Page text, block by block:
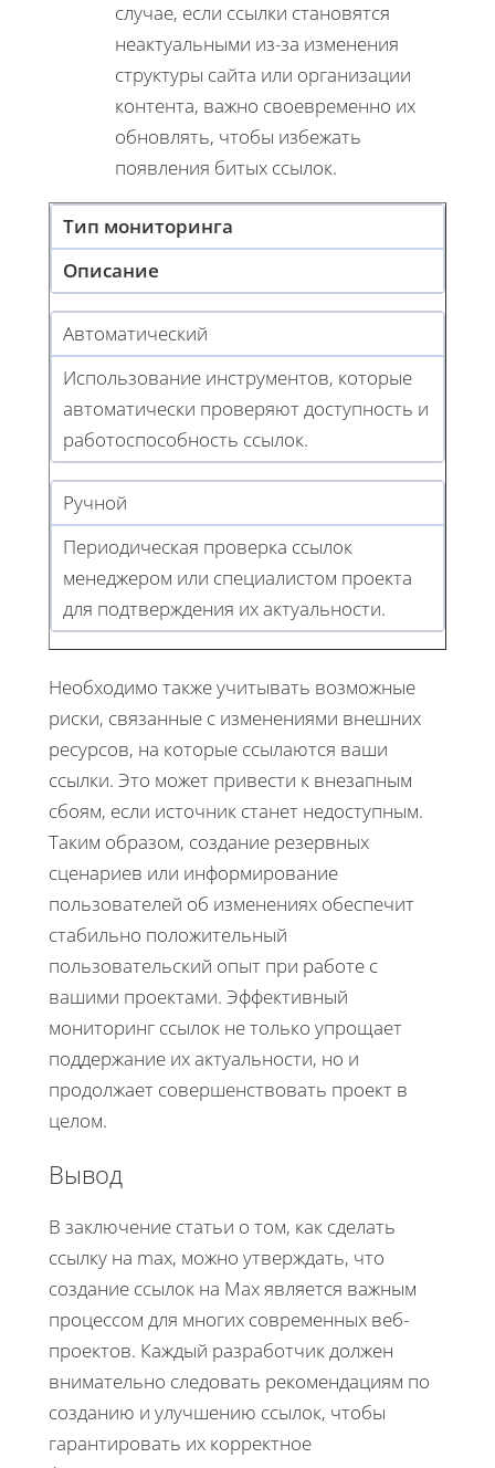
случае, если ссылки становятся
неактуальными из-за изменения
структуры сайта или организации
контента, важно своевременно их
обновлять, чтобы избежать
появления битых ссылок.
Тип мониторинга
Описание
Автоматический
Использование инструментов, которые
автоматически проверяют доступность и
работоспособность ссылок.
Ручной
Периодическая проверка ссылок
менеджером или специалистом проекта
для подтверждения их актуальности.
Необходимо также учитывать возможные
риски, связанные с изменениями внешних
ресурсов, на которые ссылаются ваши
ссылки. Это может привести к внезапным
сбоям, если источник станет недоступным.
Таким образом, создание резервных
сценариев или информирование
пользователей об изменениях обеспечит
стабильно положительный
пользовательский опыт при работе с
вашими проектами. Эффективный
мониторинг ссылок не только упрощает
поддержание их актуальности, но и
продолжает совершенствовать проект в
целом.
Вывод
В заключение статьи о том, как сделать
ссылку на max, можно утверждать, что
создание ссылок на Max является важным
процессом для многих современных веб-
проектов. Каждый разработчик должен
внимательно следовать рекомендациям по
созданию и улучшению ссылок, чтобы
гарантировать их корректное